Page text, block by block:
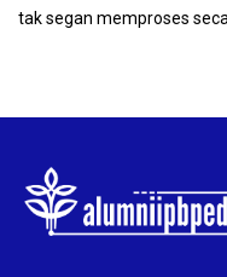
tak segan memproses